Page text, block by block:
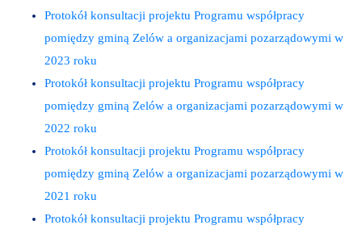
Protokół konsultacji projektu Programu współpracy
pomiędzy gminą Zelów a organizacjami pozarządowymi w
2023 roku
Protokół konsultacji projektu Programu współpracy
pomiędzy gminą Zelów a organizacjami pozarządowymi w
2022 roku
Protokół konsultacji projektu Programu współpracy
pomiędzy gminą Zelów a organizacjami pozarządowymi w
2021 roku
Protokół konsultacji projektu Programu współpracy